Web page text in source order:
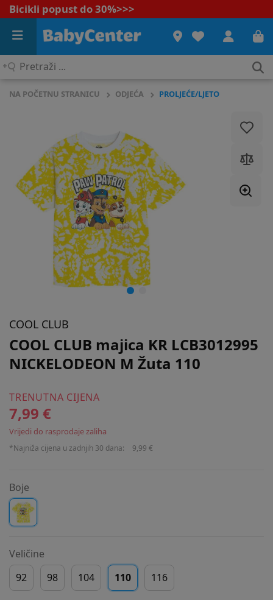
Bicikli popust do 30%>>>
Pretraži
NA POČETNU STRANICU ODJEĆA PROLJEĆE/LJETO
COOL CLUB
COOL CLUB majica KR LCB3012995
NICKELODEON M Žuta 110
TRENUTNA CIJENA
7,99 €
Vrijedi do rasprodaje zaliha
*Najniža cijena u zadnjih 30 dana: 9,99 €
Boje
Veličine
92
98 104 110 116